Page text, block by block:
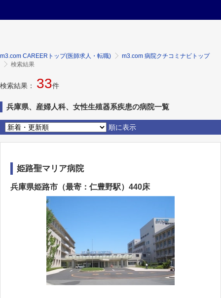
m3.com CAREERトップ(医師求人・転職)
m3.com 病院クチコミナビトップ
検索結果
検索結果： 33件
兵庫県、産婦人科、女性生殖器系疾患の病院一覧
順に表示
姫路聖マリア病院
兵庫県姫路市（最寄：仁豊野駅）440床